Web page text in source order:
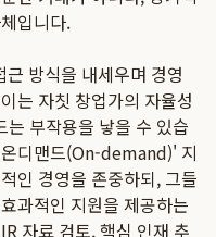
입니다.
방식을 내세우며 경영
는 자칫 창업가의 자율성
부작용을 낳을 수 있습
디맨드(On-demand)' 지
인 경영을 존중하되, 그들
과적인 지원을 제공하는
자료 검토, 핵심 인재 추